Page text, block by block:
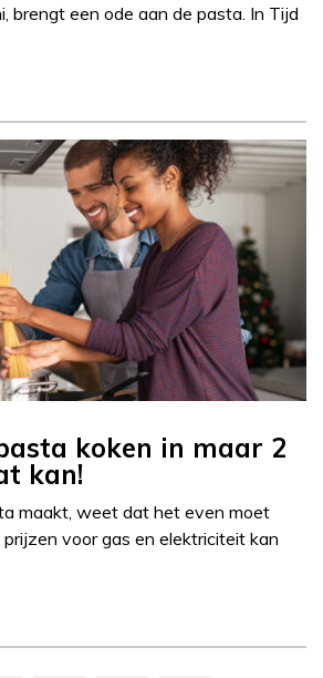
brengt een ode aan de pasta. In Tijd
koken in maar 2
kan!
maakt, weet dat het even moet
voor gas en elektriciteit kan